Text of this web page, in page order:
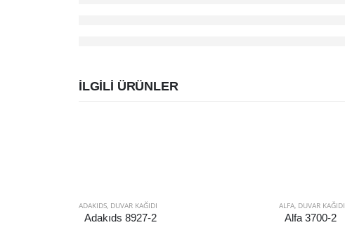
İLGILI ÜRÜNLER
ADAKIDS, DUVAR KAĞIDI
Adakıds 8927-2
ALFA, DUVAR KAĞIDI
Alfa 3700-2